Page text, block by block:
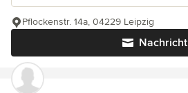
Nachricht
Pflockenstr. 14a, 04229 Leipzig